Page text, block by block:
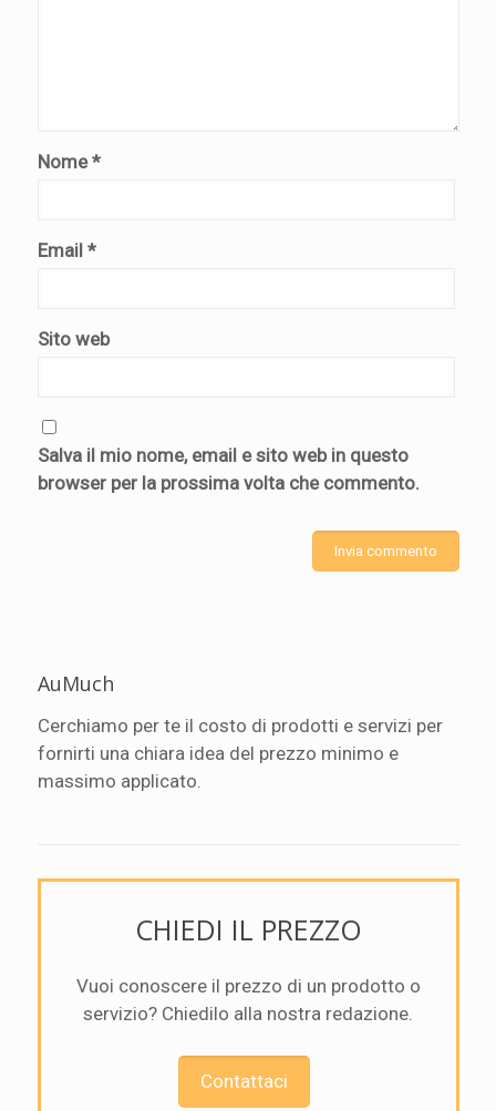
Nome*
Email *
Sito web
Salva il mio nome, email e sito web in questo
browser per la prossima volta che commento.
AuMuch
Cerchiamo per te il costo di prodotti e servizi per
fornirti una chiara idea del prezzo minimo e
massimo applicato.
CHIEDI IL PREZZO
Vuoi conoscere il prezzo di un prodotto o
servizio? Chiedilo alla nostra redazione.
Contattaci